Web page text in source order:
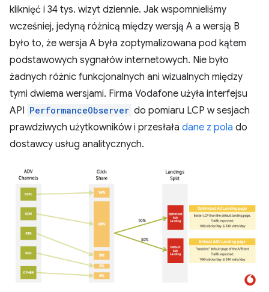
kliknięć i 34 tys. wizyt dziennie. Jak wspomnieliśmy
wcześniej, jedyną różnicą między wersją A a wersją B
było to, że wersja A była zoptymalizowana pod kątem
podstawowych sygnałów internetowych. Nie było
żadnych różnic funkcjonalnych ani wizualnych między
tymi dwiema wersjami. Firma Vodafone użyła interfejsu
API PerformanceObserver do pomiaru LCP w sesjach
prawdziwych użytkowników i przesłała dane z pola do
dostawcy usług analitycznych.